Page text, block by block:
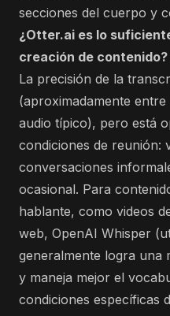
secciones del cuerpo y
¿Otter.ai es lo
creación de contenido?
La precisión de la
(aproximadamente
audio típico), pero está
condiciones de reunión:
conversaciones
ocasional. Para
hablante, como videos
web, OpenAI Whisper
generalmente logra una
y maneja mejor el
condiciones específicas